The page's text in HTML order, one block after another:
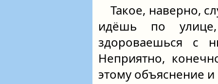
Такое, наверно,
идёшь по улице,
здороваешься с
Неприятно,
этому объяснение